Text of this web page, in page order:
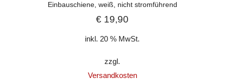
Einbauschiene, weiß, nicht stromführend
€ 19,90
inkl. 20 % MwSt.
zzgl.
Versandkosten